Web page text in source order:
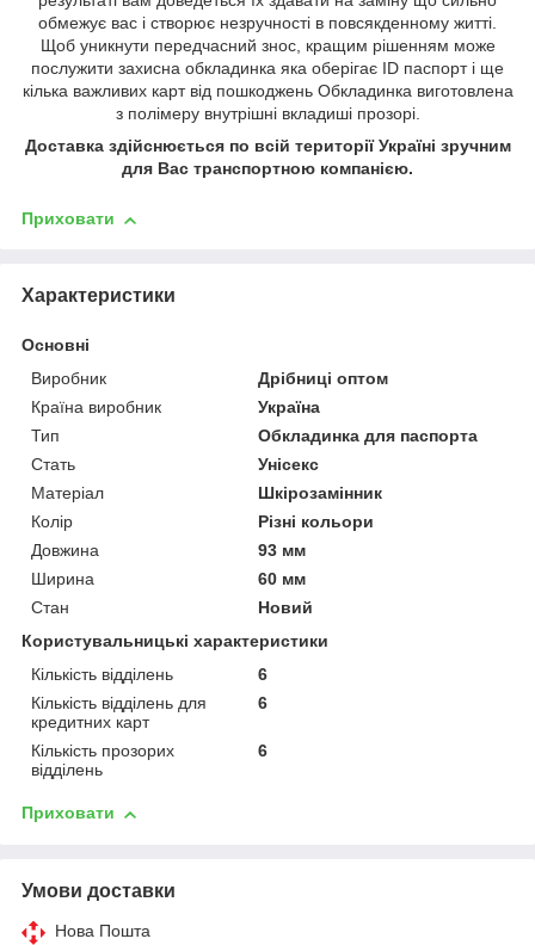
обмежує вас і створює незручності в повсякденному житті.
Щоб уникнути передчасний знос, кращим рішенням може
послужити захисна обкладинка яка оберігає ID паспорт і ще
кілька важливих карт від пошкоджень Обкладинка виготовлена
з полімеру внутрішні вкладиші прозорі.
Доставка здійснюється по всій території Україні зручним
для Вас транспортною компанією.
Приховати
Характеристики
Основні
Виробник
Дрібниці оптом
Країна виробник
Україна
Тип
Обкладинка для паспорта
Стать
Унісекс
Матеріал
Шкірозамінник
Колір
Різні кольори
Довжина
93 мм
Ширина
60 мм
Стан
Новий
Користувальницькі характеристики
Кількість відділень
6
Кількість відділень для
кредитних карт
6
Кількість прозорих
відділень
6
Приховати
Умови доставки
Нова Пошта